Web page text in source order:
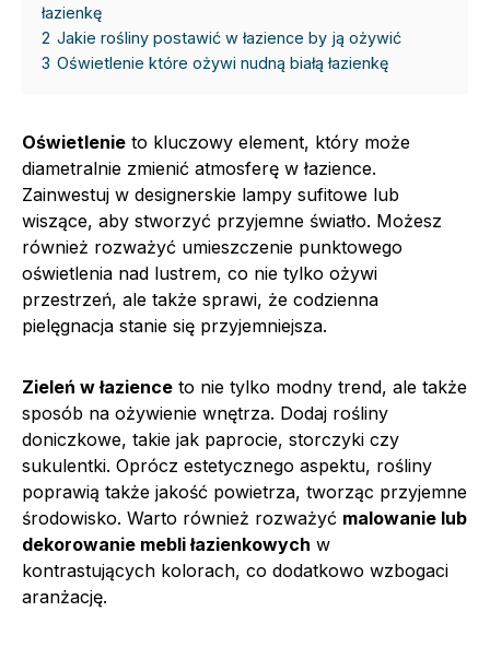
łazienkę
2 Jakie rośliny postawić w łazience by ją ożywić
3 Oświetlenie które ożywi nudną białą łazienkę
Oświetlenie to kluczowy element, który może
diametralnie zmienić atmosferę w łazience.
Zainwestuj w designerskie lampy sufitowe lub
wiszące, aby stworzyć przyjemne światło. Możesz
również rozważyć umieszczenie punktowego
oświetlenia nad lustrem, co nie tylko ożywi
przestrzeń, ale także sprawi, że codzienna
pielęgnacja stanie się przyjemniejsza.
Zieleń w łazience to nie tylko modny trend, ale także
sposób na ożywienie wnętrza. Dodaj rośliny
doniczkowe, takie jak paprocie, storczyki czy
sukulentki. Oprócz estetycznego aspektu, rośliny
poprawią także jakość powietrza, tworząc przyjemne
środowisko. Warto również rozważyć malowanie lub
dekorowanie mebli łazienkowych w
kontrastujących kolorach, co dodatkowo wzbogaci
aranżację.